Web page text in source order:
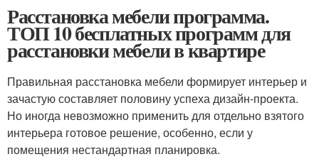
Расстановка мебели программа.
ТОП 10 бесплатных программ для
расстановки мебели в квартире
Правильная расстановка мебели формирует интерьер и
зачастую составляет половину успеха дизайн-проекта.
Но иногда невозможно применить для отдельно взятого
интерьера готовое решение, особенно, если у
помещения нестандартная планировка.